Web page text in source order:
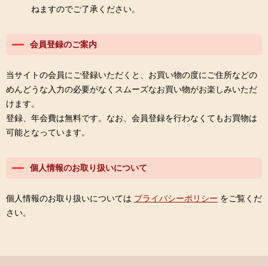
ねますのでご了承ください。
会員登録のご案内
当サイトの会員にご登録いただくと、お買い物の度にご住所などの
めんどうな入力の必要がなくスムーズなお買い物がお楽しみいただ
けます。
登録、年会費は無料です。なお、会員登録を行わなくてもお買物は
可能となっています。
個人情報のお取り扱いについて
個人情報のお取り扱いについては プライバシーポリシー をご覧くだ
さい。